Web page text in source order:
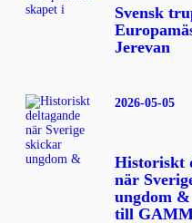
Svensk
Jerevan
Historiskt
när
ungdom
till
2026-05-05